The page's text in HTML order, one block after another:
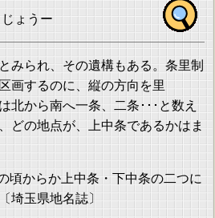
ょうー
みられ、その遺構もある。条里制
画するのに、縦の方向を里
北から南へ一条、二条･･･と数え
どの地点が、上中条であるかはま
頃からか上中条・下中条の二つに
埼玉県地名誌〕